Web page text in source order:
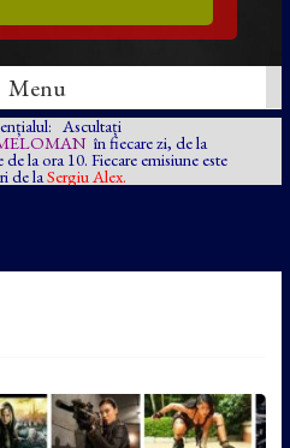
Menu
Ascultați
în fiecare zi, de la
la ora 10. Fiecare emisiune este
de la Sergiu Alex.